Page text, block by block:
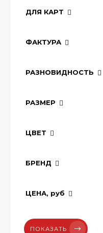
ДЛЯ КАРТ
ФАКТУРА
РАЗНОВИДНОСТЬ
РАЗМЕР
ЦВЕТ
БРЕНД
ЦЕНА, руб
ПОКАЗАТЬ